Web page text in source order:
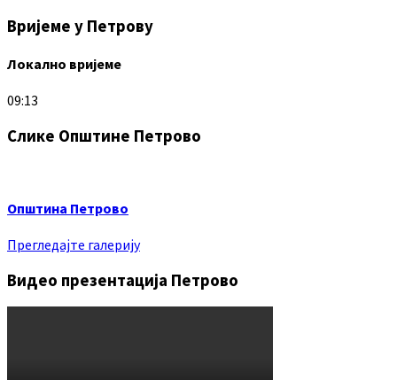
Вријеме у Петрову
Локално вријеме
09:13
Слике Општине Петрово
Општина Петрово
Прегледајте галерију
Видео презентација Петрово